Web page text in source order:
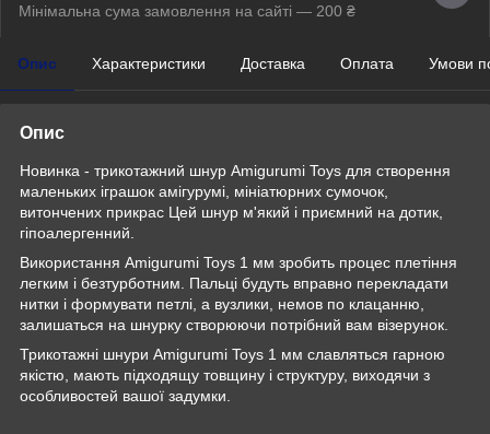
Мінімальна сума замовлення на сайті — 200 ₴
Опис Характеристики Доставка Оплата Умови
Опис
Новинка - трикотажний шнур Amigurumi Toys для створення
маленьких іграшок амігурумі, мініатюрних сумочок,
витончених прикрас Цей шнур м'який і приємний на дотик,
гіпоалергенний.
Використання Amigurumi Toys 1 мм зробить процес плетіння
легким і безтурботним. Пальці будуть вправно перекладати
нитки і формувати петлі, а вузлики, немов по клацанню,
залишаться на шнурку створюючи потрібний вам візерунок.
Трикотажні шнури Amigurumi Toys 1 мм славляться гарною
якістю, мають підходящу товщину і структуру, виходячи з
особливостей вашої задумки.